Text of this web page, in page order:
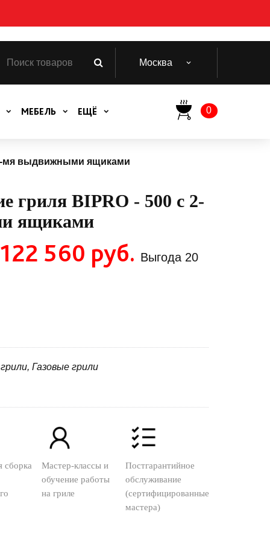
Москва
0
МЕБЕЛЬ ЕЩЁ
мя выдвижными ящиками
гриля BIPRO - 500 с 2-
ящиками
122 560 руб. Выгода 20
Газовые грили
сборка
Мастер-классы и
обучение работы
на гриле
Постгарантийное
обслуживание
(сертифицированные
мастера)